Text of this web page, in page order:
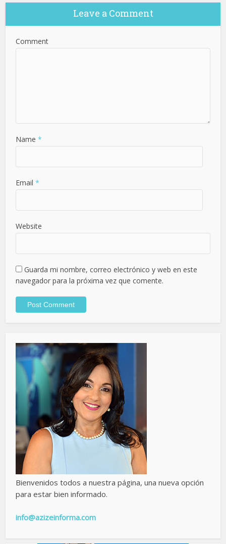
Leave a Comment
Comment
Name *
Email *
Website
Guarda mi nombre, correo electrónico y web en este
navegador para la próxima vez que comente.
Bienvenidos todos a nuestra página, una nueva opción
para estar bien informado.
info@azizeinforma.com